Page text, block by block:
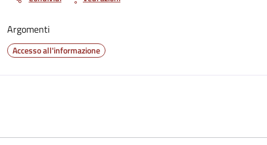
Argomenti
Accesso all'informazione